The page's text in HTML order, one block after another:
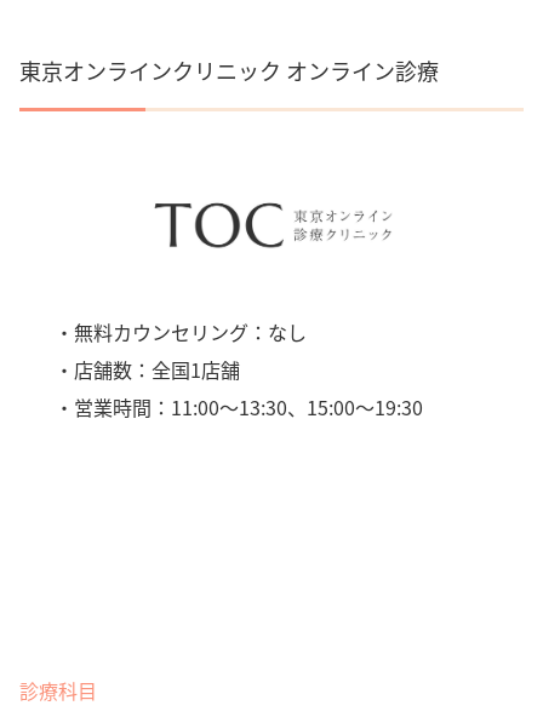
東京オンラインクリニック オンライン診療
・無料カウンセリング：なし
・店舗数：全国1店舗
・営業時間：11:00〜13:30、15:00〜19:30
診療科目